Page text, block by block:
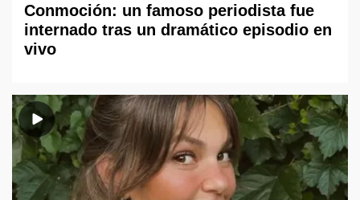
Conmoción: un famoso periodista fue
internado tras un dramático episodio en
vivo